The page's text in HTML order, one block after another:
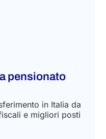
pensionato
in Italia da
e migliori posti